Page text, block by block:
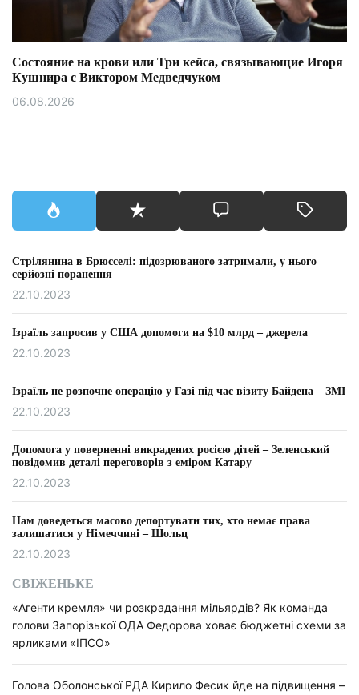
Состояние на крови или Три кейса, связывающие Игоря
Кушнира с Виктором Медведчуком
06.08.2026
Стрілянина в Брюсселі: підозрюваного затримали, у нього
серйозні поранення
22.10.2023
Ізраїль запросив у США допомоги на $10 млрд – джерела
22.10.2023
Ізраїль не розпочне операцію у Газі під час візиту Байдена – ЗМІ
22.10.2023
Допомога у поверненні викрадених росією дітей – Зеленський
повідомив деталі переговорів з еміром Катару
22.10.2023
Нам доведеться масово депортувати тих, хто немає права
залишатися у Німеччині – Шольц
22.10.2023
СВІЖЕНЬКЕ
«Агенти кремля» чи розкрадання мільярдів? Як команда
голови Запорізької ОДА Федорова ховає бюджетні схеми за
ярликами «ІПСО»
Голова Оболонської РДА Кирило Фесик йде на підвищення –